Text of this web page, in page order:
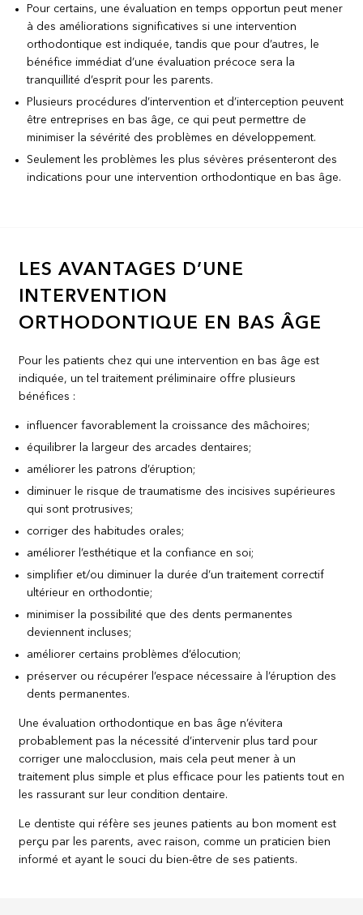
Pour certains, une évaluation en temps opportun peut mener
à des améliorations significatives si une intervention
orthodontique est indiquée, tandis que pour d’autres, le
bénéfice immédiat d’une évaluation précoce sera la
tranquillité d’esprit pour les parents.
Plusieurs procédures d’intervention et d’interception peuvent
être entreprises en bas âge, ce qui peut permettre de
minimiser la sévérité des problèmes en développement.
Seulement les problèmes les plus sévères présenteront des
indications pour une intervention orthodontique en bas âge.
LES AVANTAGES D’UNE
INTERVENTION
ORTHODONTIQUE EN BAS ÂGE
Pour les patients chez qui une intervention en bas âge est
indiquée, un tel traitement préliminaire offre plusieurs
bénéfices :
influencer favorablement la croissance des mâchoires;
équilibrer la largeur des arcades dentaires;
améliorer les patrons d’éruption;
diminuer le risque de traumatisme des incisives supérieures
qui sont protrusives;
corriger des habitudes orales;
améliorer l’esthétique et la confiance en soi;
simplifier et/ou diminuer la durée d’un traitement correctif
ultérieur en orthodontie;
minimiser la possibilité que des dents permanentes
deviennent incluses;
améliorer certains problèmes d’élocution;
préserver ou récupérer l’espace nécessaire à l’éruption des
dents permanentes.
Une évaluation orthodontique en bas âge n’évitera
probablement pas la nécessité d’intervenir plus tard pour
corriger une malocclusion, mais cela peut mener à un
traitement plus simple et plus efficace pour les patients tout en
les rassurant sur leur condition dentaire.
Le dentiste qui réfère ses jeunes patients au bon moment est
perçu par les parents, avec raison, comme un praticien bien
informé et ayant le souci du bien-être de ses patients.